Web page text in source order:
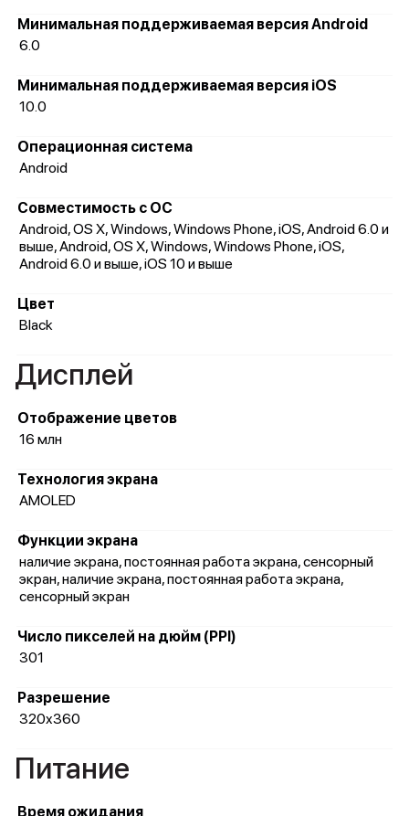
Минимальная поддерживаемая версия Android
6.0
Минимальная поддерживаемая версия iOS
10.0
Операционная система
Android
Совместимость с ОС
Android, OS X, Windows, Windows Phone, iOS, Android 6.0 и
выше, Android, OS X, Windows, Windows Phone, iOS,
Android 6.0 и выше, iOS 10 и выше
Цвет
Black
Дисплей
Отображение цветов
16 млн
Технология экрана
AMOLED
Функции экрана
наличие экрана, постоянная работа экрана, сенсорный
экран, наличие экрана, постоянная работа экрана,
сенсорный экран
Число пикселей на дюйм (PPI)
301
Разрешение
320x360
Питание
Время ожидания